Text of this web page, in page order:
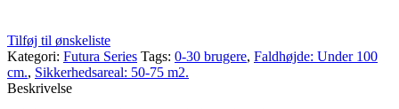
Tilføj til ønskeliste
Kategori: Futura Series Tags: 0-30 brugere, Faldhøjde: Under 100
cm., Sikkerhedsareal: 50-75 m2.
Beskrivelse